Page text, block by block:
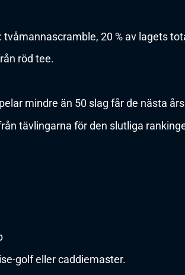
20 % av lagets
röd tee.
mindre än 50 slag får de nästa
tävlingarna för den slutliga
golf eller caddiemaster.